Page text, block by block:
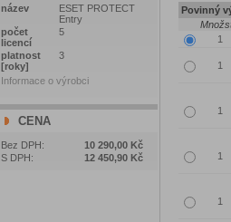
název
ESET PROTECT
Entry
počet
licencí
5
platnost
[roky]
3
Informace o výrobci
CENA
Bez DPH:
10 290,00 Kč
S DPH:
12 450,90 Kč
Povinný